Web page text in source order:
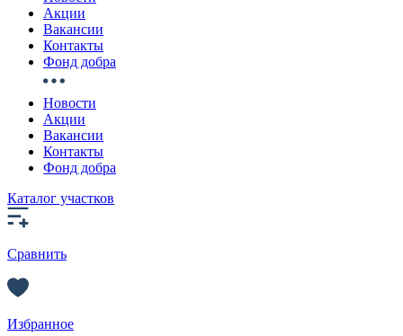
Акции
Вакансии
Контакты
Фонд добра
Новости
Акции
Вакансии
Контакты
Фонд добра
Каталог участков
Сравнить
Избранное